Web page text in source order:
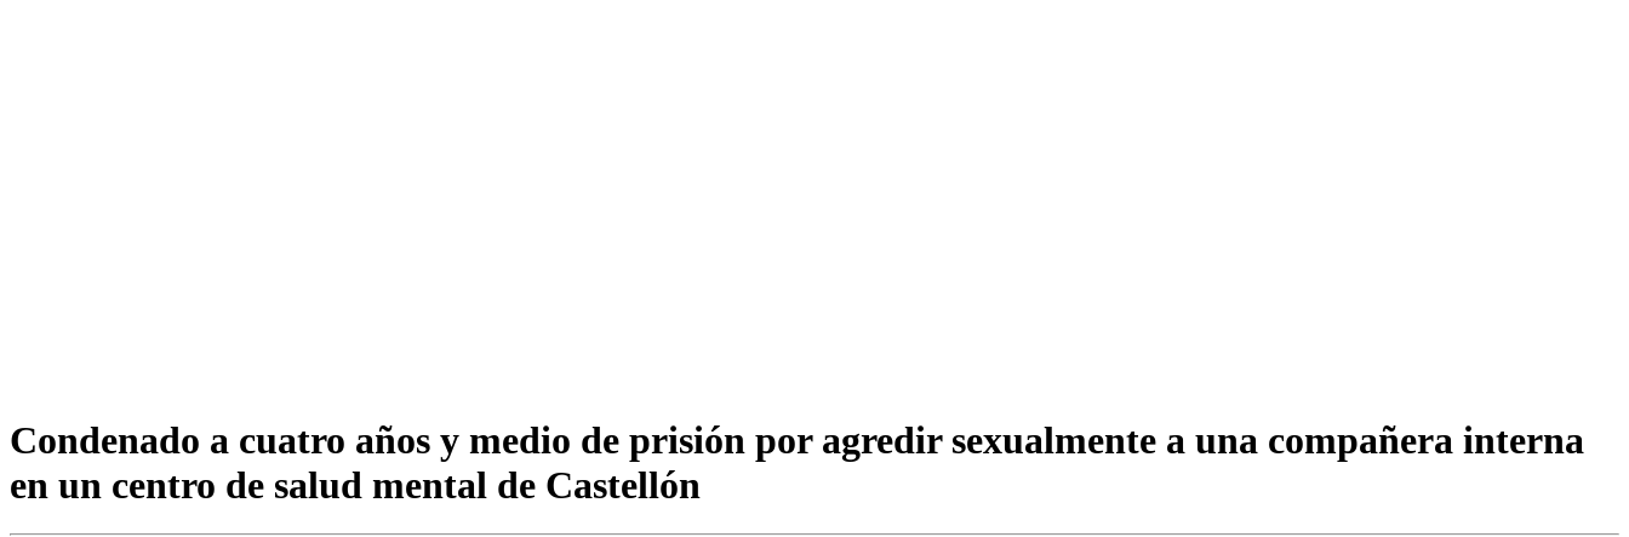
Condenado a cuatro años y medio de prisión por agredir sexualmente a una compañera interna
en un centro de salud mental de Castellón